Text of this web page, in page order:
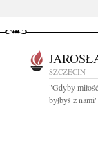
SZCZECIN
"Gdyby
byłbyś z